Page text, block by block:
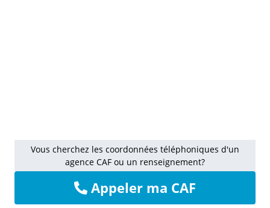
Vous cherchez les coordonnées téléphoniques d'un
agence CAF ou un renseignement?
Appeler ma CAF